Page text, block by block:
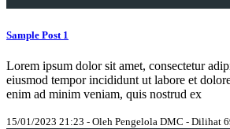
Sample Post 1
Lorem ipsum dolor sit amet, consectetur
eiusmod tempor incididunt ut labore et
enim ad minim veniam, quis nostrud ex
15/01/2023 21:23 - Oleh Pengelola DMC - Dilihat